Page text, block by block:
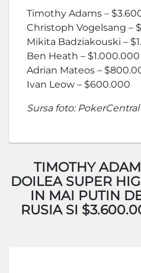
Timothy Adams –
Christoph Vogelsang –
Mikita Badziakouski –
Ben Heath – $1.000.000
Adrian Mateos –
Ivan Leow – $600.000
Sursa foto:
TIMOTHY
DOILEA SUPER
IN MAI PUTIN
RUSIA SI